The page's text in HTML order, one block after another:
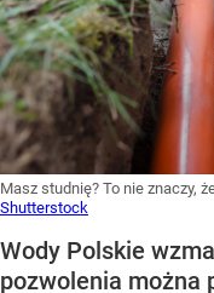
Masz studnię? To nie znaczy,
Shutterstock
Wody Polskie
pozwolenia można